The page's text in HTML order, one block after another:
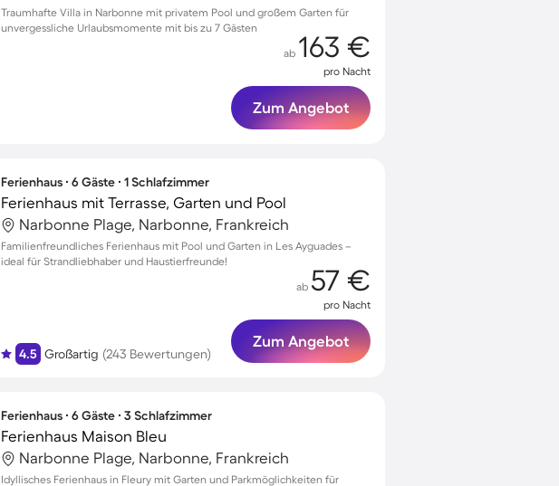
Traumhafte Villa in Narbonne mit privatem Pool und großem Garten für
unvergessliche Urlaubsmomente mit bis zu 7 Gästen
ab 163 €
pro Nacht
Zum Angebot
Ferienhaus ∙ 6 Gäste ∙ 1 Schlafzimmer
Ferienhaus mit Terrasse, Garten und Pool
Narbonne Plage, Narbonne, Frankreich
Familienfreundliches Ferienhaus mit Pool und Garten in Les Ayguades –
ideal für Strandliebhaber und Haustierfreunde!
4.5 Großartig (243 Bewertungen)
ab 57 €
pro Nacht
Zum Angebot
Ferienhaus ∙ 6 Gäste ∙ 3 Schlafzimmer
Ferienhaus Maison Bleu
Narbonne Plage, Narbonne, Frankreich
Idyllisches Ferienhaus in Fleury mit Garten und Parkmöglichkeiten für